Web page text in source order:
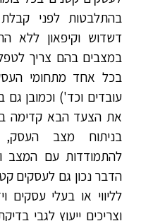
בהתלבטות לפני
דשדוש וקיפאון ללא
במצבים בהם צריך לטפל
בכל אחד מתחומי
עובדים וכד') וכמובן
את הצעד הבא קדימה
בניתוח מצב העסק,
להתמודדות עם המצב
הדבר נכון גם לעסקים
לליווי או בעלי עסקים
וצריכים ייעוץ לגבי